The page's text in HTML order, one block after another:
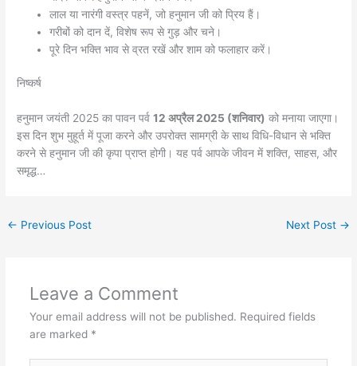
लाल या नारंगी वस्त्र पहनें, जो हनुमान जी को प्रिय हैं।
गरीबों को दान दें, विशेष रूप से गुड़ और चने।
पूरे दिन भक्ति भाव से व्रत रखें और शाम को फलाहार करें।
निष्कर्ष
हनुमान जयंती 2025 का पावन पर्व12 अप्रैल 2025 (शनिवार) को मनाया जाएगा।
इस दिन शुभ मुहूर्त में पूजा करने और उपरोक्त सामग्री के साथ विधि-विधान से भक्ति
करने से हनुमान जी की कृपा प्राप्त होगी। यह पर्व आपके जीवन में शक्ति, साहस, और
समृद्ध…
← Previous Post Next Post →
Leave a Comment
Your email address will not be published. Required fields
are marked *